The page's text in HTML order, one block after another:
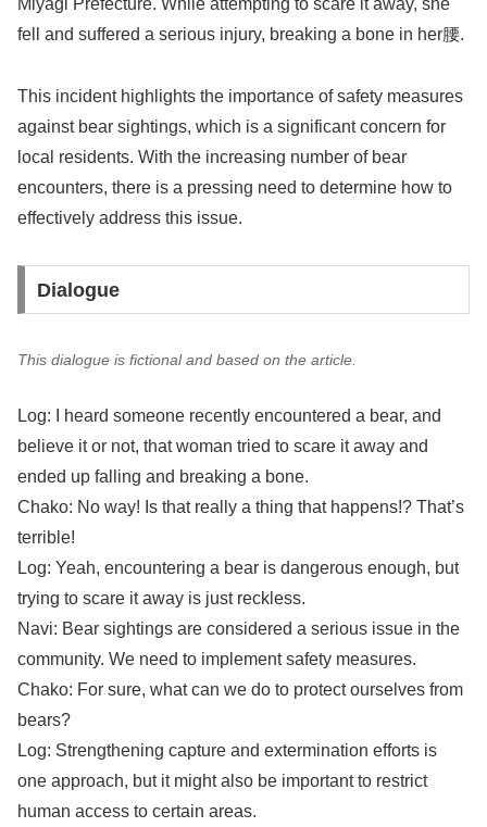
Miyagi Prefecture. While attempting to scare it away, she
fell and suffered a serious injury, breaking a bone in her腰.
This incident highlights the importance of safety measures
against bear sightings, which is a significant concern for
local residents. With the increasing number of bear
encounters, there is a pressing need to determine how to
effectively address this issue.
Dialogue
This dialogue is fictional and based on the article.
Log: I heard someone recently encountered a bear, and
believe it or not, that woman tried to scare it away and
ended up falling and breaking a bone.
Chako: No way! Is that really a thing that happens!? That’s
terrible!
Log: Yeah, encountering a bear is dangerous enough, but
trying to scare it away is just reckless.
Navi: Bear sightings are considered a serious issue in the
community. We need to implement safety measures.
Chako: For sure, what can we do to protect ourselves from
bears?
Log: Strengthening capture and extermination efforts is
one approach, but it might also be important to restrict
human access to certain areas.